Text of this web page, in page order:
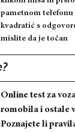
pametnom telefonu
kvadratić s
mislite da je točan
Online test za
romobila i ostale
Poznajete li